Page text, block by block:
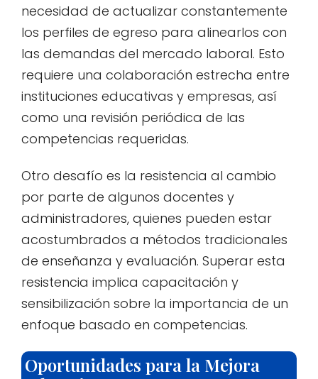
necesidad de actualizar constantemente
los perfiles de egreso para alinearlos con
las demandas del mercado laboral. Esto
requiere una colaboración estrecha entre
instituciones educativas y empresas, así
como una revisión periódica de las
competencias requeridas.
Otro desafío es la resistencia al cambio
por parte de algunos docentes y
administradores, quienes pueden estar
acostumbrados a métodos tradicionales
de enseñanza y evaluación. Superar esta
resistencia implica capacitación y
sensibilización sobre la importancia de un
enfoque basado en competencias.
Oportunidades para la Mejora